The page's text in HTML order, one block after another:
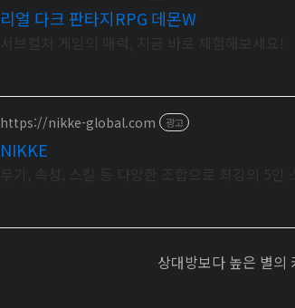
리얼 다크 판타지RPG 데몬W
https://nikke-global.com 광고
NIKKE
상대방보다 높은 별의